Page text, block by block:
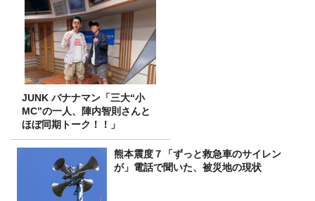
JUNK バナナマン「三大“小
MC”の一人、陣内智則さんと
ほぼ同期トーク！！」
熊本震度７「ずっと救急車のサイレン
が」電話で聞いた、被災地の現状